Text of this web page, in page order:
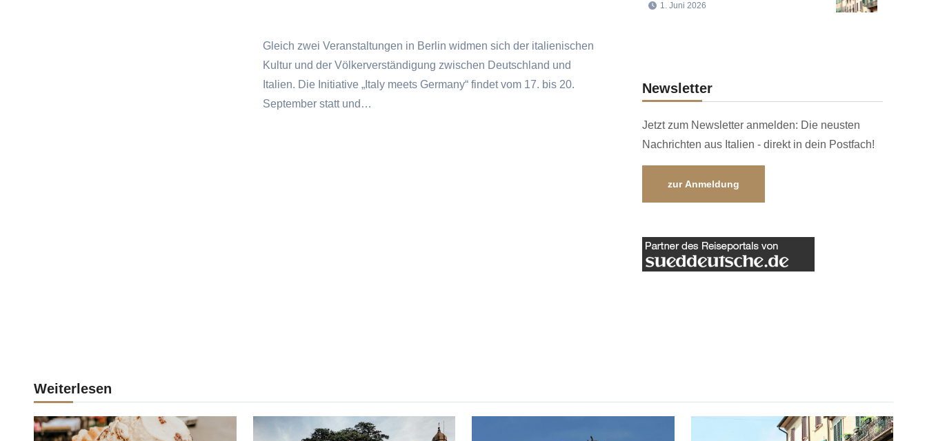
Gleich zwei Veranstaltungen in Berlin widmen sich der italienischen
Kultur und der Völkerverständigung zwischen Deutschland und
Italien. Die Initiative „Italy meets Germany“ findet vom 17. bis 20.
September statt und…
1. Juni 2026
Newsletter
Jetzt zum Newsletter anmelden: Die neusten
Nachrichten aus Italien - direkt in dein Postfach!
zur Anmeldung
Weiterlesen